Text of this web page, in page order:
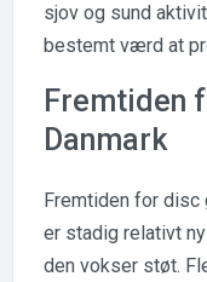
sjov og sund
bestemt værd at
Fremtiden
Danmark
Fremtiden for disc
er stadig relativt
den vokser støt.